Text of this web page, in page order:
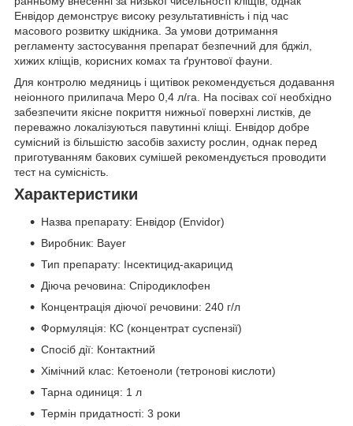
Енвідор демонструє високу результативність і під час
масового розвитку шкідника. За умови дотримання
регламенту застосування препарат безпечний для бджіл,
хижих кліщів, корисних комах та ґрунтової фауни.
Для контролю медяниць і щитівок рекомендується додавання
неіонного прилипача Меро 0,4 л/га. На посівах сої необхідно
забезпечити якісне покриття нижньої поверхні листків, де
переважно локалізуються павутинні кліщі. Енвідор добре
сумісний із більшістю засобів захисту рослин, однак перед
приготуванням бакових сумішей рекомендується проводити
тест на сумісність.
Характеристики
Назва препарату: Енвідор (Envidor)
Виробник: Bayer
Тип препарату: Інсектицид-акарицид
Діюча речовина: Спіродиклофен
Концентрація діючої речовини: 240 г/л
Формуляція: КС (концентрат суспензії)
Спосіб дії: Контактний
Хімічний клас: Кетоеноли (тетронові кислоти)
Тарна одиниця: 1 л
Термін придатності: 3 роки